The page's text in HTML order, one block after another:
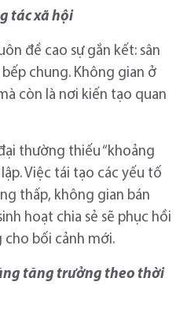
tác xã hội
đề cao sự gắn kết: sân
chung. Không gian ở
còn là nơi kiến tạo quan
thường thiếu “khoảng
Việc tái tạo các yếu tố
thấp, không gian bán
hoạt chia sẻ sẽ phục hồi
bối cảnh mới.
tăng trưởng theo thời